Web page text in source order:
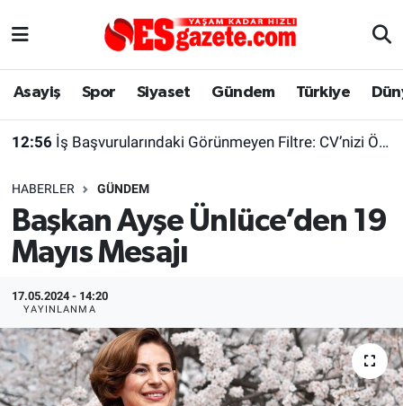
Asayiş Spor Siyaset Gündem Türkiye
12:56 İş Başvurularındaki Görünmeyen Filtre: CV’nizi Önce Bir Yazılım Okuyor
HABERLER GÜNDEM
Başkan Ayşe Ünlüce’den 19
Mayıs Mesajı
17.05.2024 - 14:20
YAYINLANMA
Asayiş
Gündem
Türkiye
Dünya
Sağlık
Alış-Veriş/İş dünyası
Yaşam
Eskişehirspor Arşivi
Eskişehir Arşivi
Röportaj
Ekonomi
Kültür Sanat
Eskişehir Nöbetçi Eczaneler
Süper Lig Puan Durumu ve Fikstür
Tüm Manşetler
Son Dakika Haberleri
Haber Arşivi